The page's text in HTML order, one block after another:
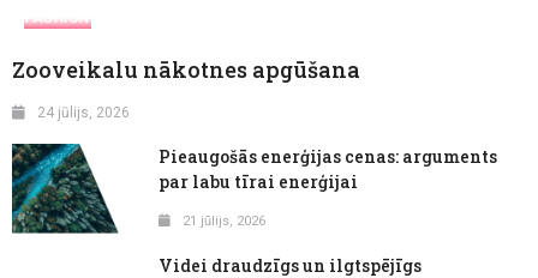
FASHION
Zooveikalu nākotnes apgūšana
24 jūlijs, 2026
Pieaugošās enerģijas cenas: arguments
par labu tīrai enerģijai
21 jūlijs, 2026
Videi draudzīgs un ilgtspējīgs